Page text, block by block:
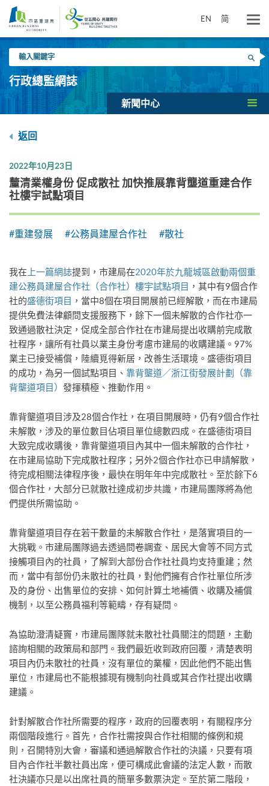
要
EN 简
入
關
鍵
搜尋
行政總監網誌
新聞中心
返回
2022年10月23日
釐清業權身份 促成散社 加快推展靠背壟道重建合作
社樓宇試點項目
#重建發展 #公務員建屋合作社 #散社
我在 上一篇網誌提到，市建局在2020年於九龍城區啟動兩個重
建公務員建屋合作社（合作社）樓宇試點項目 ，其中有9個合作
社的盛德街項目 ，當中8個在項目開展前已經解散，而在市建局
提供免費法律顧問支援服務下，餘下一個未解散的合作社亦一
致通過散社決定，促成全部合作社在市建局提出收購前完成散
社程序，讓所有社員以業主身份考慮市建局的收購建議。97%
業主已接受補償，陸續覓得新居，改善生活環境。盛德街項目
的成功，為另一個試點項目、 靠背壟道／浙江街發展計劃（靠
背壟道項目） 發揮積極、推動作用。
靠背壟道項目涉及28個合作社，在項目開展時，仍有9個合作社
未解散，涉及的單位數目佔項目單位總數四成。在盛德街項目
大致完成收購後，靠背壟道項目內其中一個未解散的合作社，
在市建局協助下完成散社程序；另外2個合作社亦已申請解散，
待完成相關法律程序後，最快在明年年中完成散社。至於餘下6
個合作社，大部分已就散社達成初步共識，市建局團隊將為他
們提供所需協助。
靠背壟道項目存在若干數量的未解散合作社，是落實項目的一
大挑戰。市建局團隊過去透過問卷調查、居民大會等不同方式
接觸項目內的社員，了解到大部份合作社社員均支持重建；然
而，當中有部份仍未散社的社員，對他們擁有合作社單位所涉
及的身份、出售單位的安排、如何計算土地補價、收購及補償
機制，以至公務員福利等範疇，存有疑問。
為協助澄清疑竇，市建局團隊就未散社社員關注的問題，主動
諮詢相關的政策局和部門。我們最近收到政府回覆，清楚表明
項目內仍未散社的社員，沒有單位的業權，因此他們不能出售
單位，市建局也不能根據現有機制向社員或其合作社提出收購
建議。
針對解散合作社所需要的程序，政府的回覆表明，有關程序分
兩個階段進行。首先，合作社需按與合作社相關的條例和規
則，召開特別大會，審議和通過解散合作社的決議，只要有項
目內合作社半數社員出席，便可構成此會議的法定人數，而散
社決議亦只是以出席社員的簡單多數票決定。至於第二階段，